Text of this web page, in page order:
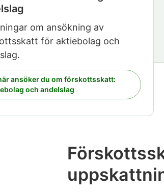
om ansökning av
för aktiebolag och
ansöker du om förskottsskatt:
och andelslag